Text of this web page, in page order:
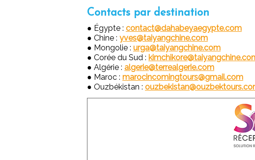
Contacts par destination
● Égypte : contact@dahabeyaegypte.com
● Chine : yves@taiyangchine.com
● Mongolie : urga@taiyangchine.com
● Corée du Sud :
● Algérie : algerie@terrealgerie.com
● Maroc : marocincomingtours@gmail.com
● Ouzbékistan :